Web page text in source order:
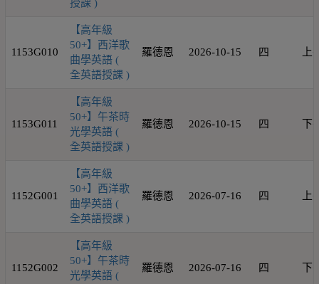
授課 )
1153G010
【高年級
50+】西洋歌
曲學英語 (
全英語授課 )
羅德恩 2026-10-15 四 上
1153G011
【高年級
50+】午茶時
光學英語 (
全英語授課 )
羅德恩 2026-10-15 四 下
1152G001
【高年級
50+】西洋歌
曲學英語 (
全英語授課 )
羅德恩 2026-07-16 四 上
1152G002
【高年級
50+】午茶時
光學英語 (
羅德恩 2026-07-16 四 下